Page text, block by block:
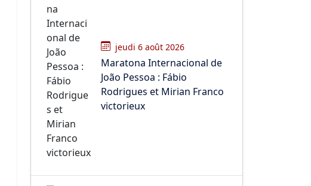
jeudi 6 août 2026
Maratona Internacional de
João Pessoa : Fábio
Rodrigues et Mirian Franco
victorieux